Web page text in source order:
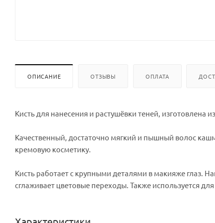
ОПИСАНИЕ ОТЗЫВЫ ОПЛАТА
Кисть для нанесения и растушёвки теней, изготовлена
Качественный, достаточно мягкий и пышный волос
кремовую косметику.
Кисть работает с крупными деталями в макияже глаз.
сглаживает цветовые переходы. Также используется